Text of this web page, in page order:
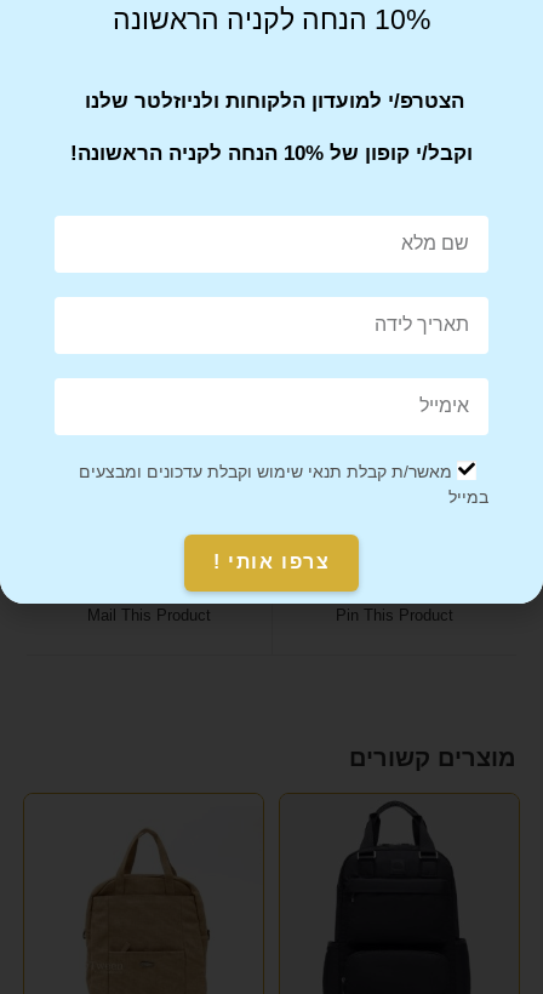
תהסס לפנות אלינו.
: ייתכן שזמני המשלוח יתארכו בתקופות חגים או אירועים
מיוחדים, אז מומלץ להזמין מראש.
Tweet This Product
Share on Facebook
Pin This Product
Mail This Product
מוצרים קשורים
10% הנחה לקניה הראשונה
הצטרפ/י למועדון הלקוחות ולניוזלטר שלנו
וקבל/י קופון של 10% הנחה לקניה הראשונה!
מאשר/ת קבלת תנאי שימוש וקבלת עדכונים ומבצעים
במייל
צרפו אותי !